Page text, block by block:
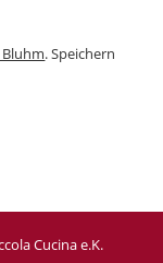
. Speichern
Cucina e.K.